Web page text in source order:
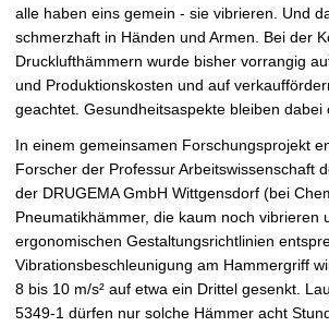
alle haben eins gemein - sie vibrieren. Und
schmerzhaft in Händen und Armen. Bei der
Drucklufthämmern wurde bisher vorrangig
und Produktionskosten und auf
geachtet. Gesundheitsaspekte bleiben dabei
In einem gemeinsamen Forschungsprojekt
Forscher der Professur Arbeitswissenschaft
der DRUGEMA GmbH Wittgensdorf (bei
Pneumatikhämmer, die kaum noch vibrieren
ergonomischen Gestaltungsrichtlinien
Vibrationsbeschleunigung am Hammergriff
8 bis 10 m/s² auf etwa ein Drittel gesenkt.
5349-1 dürfen nur solche Hämmer acht